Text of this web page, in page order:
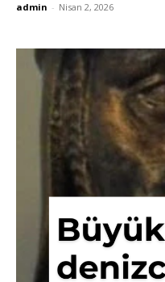
admin - Nisan 2, 2026